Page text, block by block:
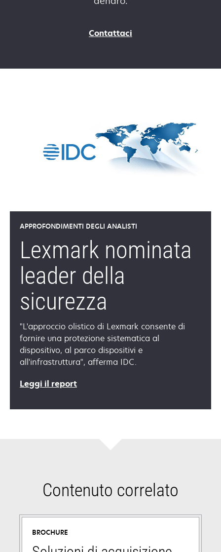
Contattaci
APPROFONDIMENTI DEGLI ANALISTI
Lexmark nominata
leader della
sicurezza
"L'approccio olistico di Lexmark consente di
fornire una protezione sistematica al
dispositivo, al parco dispositivi e
all'infrastruttura", afferma IDC.
Leggi il report
Contenuto correlato
BROCHURE